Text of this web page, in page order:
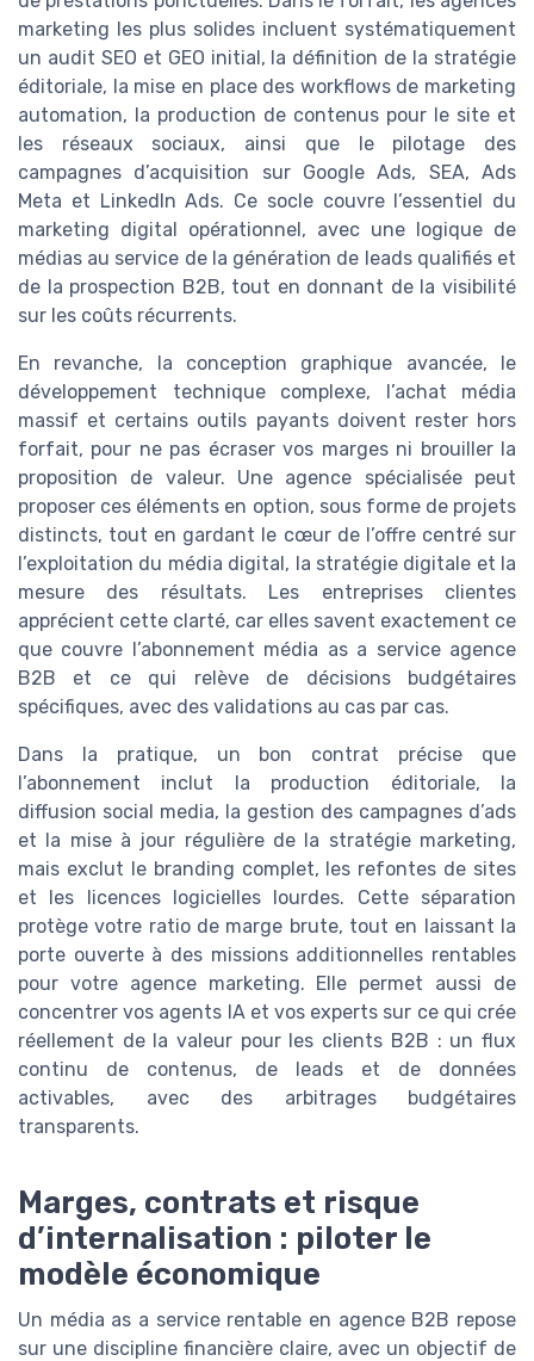
marketing les plus solides incluent systématiquement
un audit SEO et GEO initial, la définition de la stratégie
éditoriale, la mise en place des workflows de marketing
automation, la production de contenus pour le site et
les réseaux sociaux, ainsi que le pilotage des
campagnes d’acquisition sur Google Ads, SEA, Ads
Meta et LinkedIn Ads. Ce socle couvre l’essentiel du
marketing digital opérationnel, avec une logique de
médias au service de la génération de leads qualifiés et
de la prospection B2B, tout en donnant de la visibilité
sur les coûts récurrents.
En revanche, la conception graphique avancée, le
développement technique complexe, l’achat média
massif et certains outils payants doivent rester hors
forfait, pour ne pas écraser vos marges ni brouiller la
proposition de valeur. Une agence spécialisée peut
proposer ces éléments en option, sous forme de projets
distincts, tout en gardant le cœur de l’offre centré sur
l’exploitation du média digital, la stratégie digitale et la
mesure des résultats. Les entreprises clientes
apprécient cette clarté, car elles savent exactement ce
que couvre l’abonnement média as a service agence
B2B et ce qui relève de décisions budgétaires
spécifiques, avec des validations au cas par cas.
Dans la pratique, un bon contrat précise que
l’abonnement inclut la production éditoriale, la
diffusion social media, la gestion des campagnes d’ads
et la mise à jour régulière de la stratégie marketing,
mais exclut le branding complet, les refontes de sites
et les licences logicielles lourdes. Cette séparation
protège votre ratio de marge brute, tout en laissant la
porte ouverte à des missions additionnelles rentables
pour votre agence marketing. Elle permet aussi de
concentrer vos agents IA et vos experts sur ce qui crée
réellement de la valeur pour les clients B2B : un flux
continu de contenus, de leads et de données
activables, avec des arbitrages budgétaires
transparents.
Marges, contrats et risque
d’internalisation : piloter le
modèle économique
Un média as a service rentable en agence B2B repose
sur une discipline financière claire, avec un objectif de